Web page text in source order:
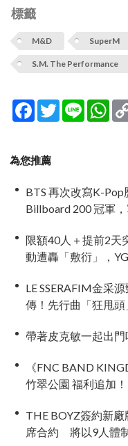
標籤
M&D SuperM
S.M. The Performance
Facebook
TwitterLine
為您推薦
BTS 再次改寫K-
Billboard 200 冠軍
限額40人＋提前2天
動遭轟「敷衍」，
LE SSERAFIM金采
傳！先行曲「狂甩
帶著皮克敏一起出門
《FNC BAND
竹翠公園 福利追加！ 凡購買VIP門票即享「擊
THE BOYZ簽約新
席合約 將以9人體